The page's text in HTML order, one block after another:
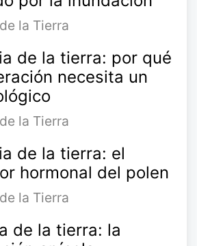
la Tierra
de la tierra: por qué
necesita un
la Tierra
de la tierra: el
hormonal del polen
la Tierra
de la tierra: la